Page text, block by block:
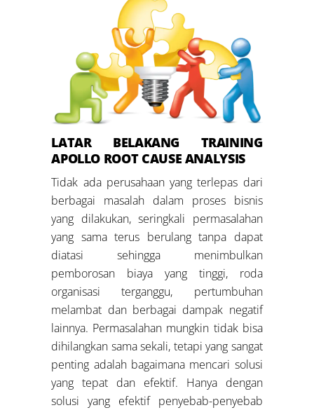
LATAR BELAKANG
TRAINING
APOLLO ROOT CAUSE ANALYSIS
Tidak ada perusahaan yang terlepas dari
berbagai masalah dalam proses bisnis
yang dilakukan, seringkali permasalahan
yang sama terus berulang tanpa dapat
diatasi sehingga menimbulkan
pemborosan biaya yang tinggi, roda
organisasi terganggu, pertumbuhan
melambat dan berbagai dampak negatif
lainnya. Permasalahan mungkin tidak bisa
dihilangkan sama sekali, tetapi yang sangat
penting adalah bagaimana mencari solusi
yang tepat dan efektif. Hanya dengan
solusi yang efektif penyebab-penyebab